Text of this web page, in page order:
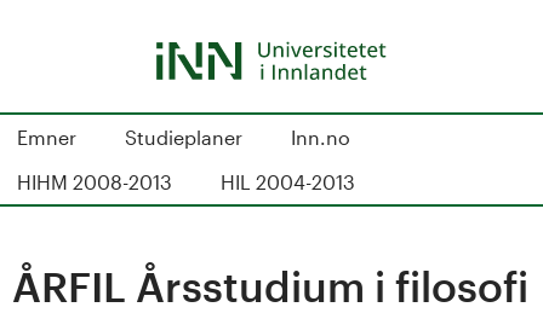
S
d
Emner Studieplaner
Inn.no
HIHM 2008-2013
HIL 2004-2013
ÅRFIL Årsstudium i filosofi